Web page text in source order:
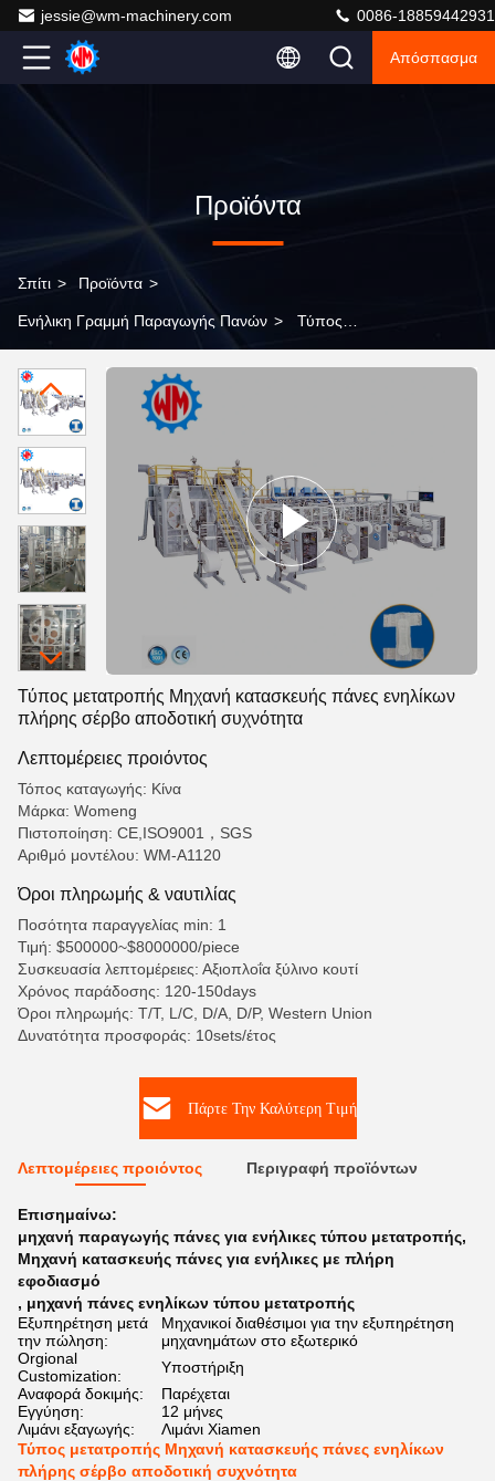
jessie@wm-machinery.com 0086-18859442931
Απόσπασμα
Προϊόντα
Σπίτι > Προϊόντα >
Ενήλικη Γραμμή Παραγωγής Πανών > Τύπος
πλήρης σέρβο αποδοτική συχνότητα
Τύπος μετατροπής Μηχανή κατασκευής πάνες ενηλίκων
πλήρης σέρβο αποδοτική συχνότητα
Λεπτομέρειες προιόντος
Τόπος καταγωγής: Κίνα
Μάρκα: Womeng
Πιστοποίηση: CE,ISO9001，SGS
Αριθμό μοντέλου: WM-A1120
Όροι πληρωμής & ναυτιλίας
Ποσότητα παραγγελίας min: 1
Τιμή: $500000~$8000000/piece
Συσκευασία λεπτομέρειες: Αξιοπλοΐα ξύλινο κουτί
Χρόνος παράδοσης: 120-150days
Όροι πληρωμής: T/T, L/C, D/A, D/P, Western Union
Δυνατότητα προσφοράς: 10sets/έτος
Πάρτε Την Καλύτερη Τιμή
Λεπτομέρειες προιόντος Περιγραφή προϊόντων
Επισημαίνω:
μηχανή παραγωγής πάνες για ενήλικες τύπου μετατροπής,
Μηχανή κατασκευής πάνες για ενήλικες με πλήρη
εφοδιασμό
, μηχανή πάνες ενηλίκων τύπου μετατροπής
Εξυπηρέτηση μετά
την πώληση:
Μηχανικοί διαθέσιμοι για την εξυπηρέτηση
μηχανημάτων στο εξωτερικό
Orgional
Customization:
Υποστήριξη
Αναφορά δοκιμής:
Παρέχεται
Εγγύηση:
12 μήνες
Λιμάνι εξαγωγής:
Λιμάνι Xiamen
Τύπος μετατροπής Μηχανή κατασκευής πάνες ενηλίκων
πλήρης σέρβο αποδοτική συχνότητα